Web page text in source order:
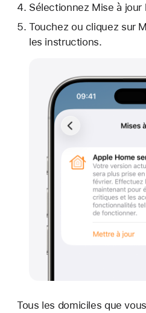
Sélectionnez Mise à jour
Touchez ou cliquez sur
les instructions.
Tous les domiciles que